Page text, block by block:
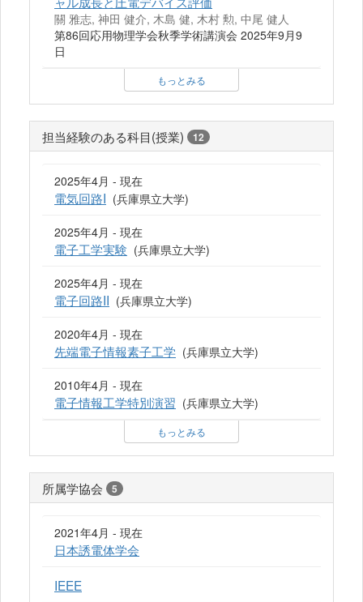
關 雅志, 神田 健介, 木島 健, 木村 勲, 中尾 健人
第86回応用物理学会秋季学術講演会 2025年9月9
日
もっとみる
担当経験のある科目(授業) 12
2025年4月 - 現在
電気回路I (兵庫県立大学)
2025年4月 - 現在
電子工学実験 (兵庫県立大学)
2025年4月 - 現在
電子回路II (兵庫県立大学)
2020年4月 - 現在
先端電子情報素子工学 (兵庫県立大学)
2010年4月 - 現在
電子情報工学特別演習 (兵庫県立大学)
もっとみる
所属学協会 5
2021年4月 - 現在
日本誘電体学会
IEEE